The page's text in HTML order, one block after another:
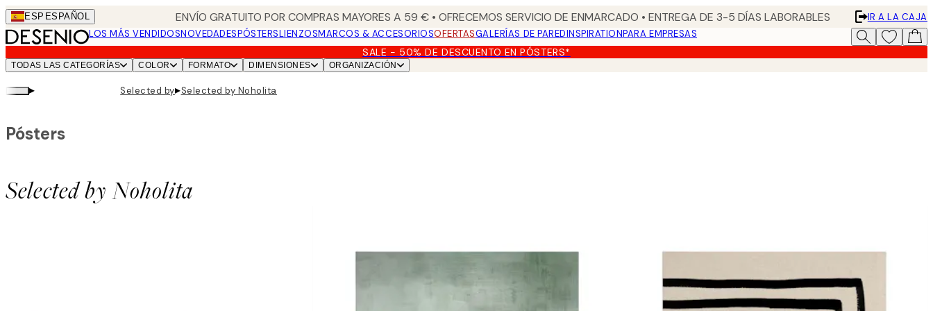
Skip
to
main
content.
ESP ESPAÑOL ENVÍO GRATUITO POR COMPRAS MAYORES A 59 € • OFRECEMOS SERVICIO DE ENMARCADO • ENTREGA DE 3-5 DÍAS LABORABLES
IR A LA CAJA
LOS MÁS VENDIDOSNOVEDADESPÓSTERSLIENZOSMARCOS & ACCESORIOSOFERTASGALERÍAS DE PAREDINSPIRATIONPARA EMPRESAS
SALE - 50% DE DESCUENTO EN PÓSTERS*
TODAS LAS CATEGORÍAS COLOR FORMATO DIMENSIONES ORGANIZACIÓN
▸ Selected by▸Selected by Noholita
Selected by Noholita
Pósters